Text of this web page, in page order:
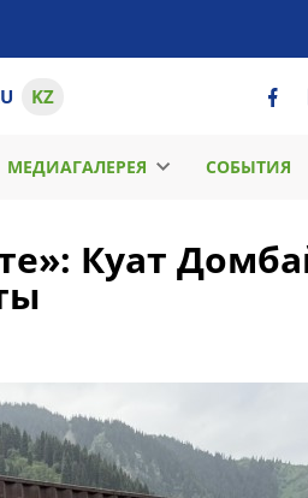
KZ
МЕДИАГАЛЕРЕЯ СОБЫТИЯ
Куат